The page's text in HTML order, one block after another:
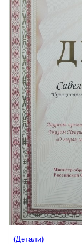
(Детали)